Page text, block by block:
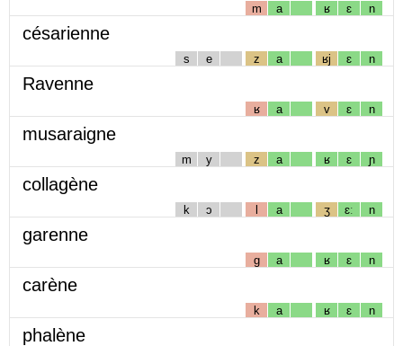
m a ʁ ɛ n
césarienne
s e z a ʁj ɛ n
Ravenne
ʁ a v ɛ n
musaraigne
m y z a ʁ ɛ ɲ
collagène
k ɔ l a ʒ ɛː n
garenne
g a ʁ ɛ n
carène
k a ʁ ɛ n
phalène